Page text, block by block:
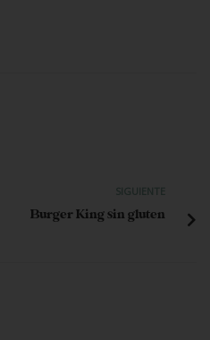
SIGUIENTE
Burger King sin gluten